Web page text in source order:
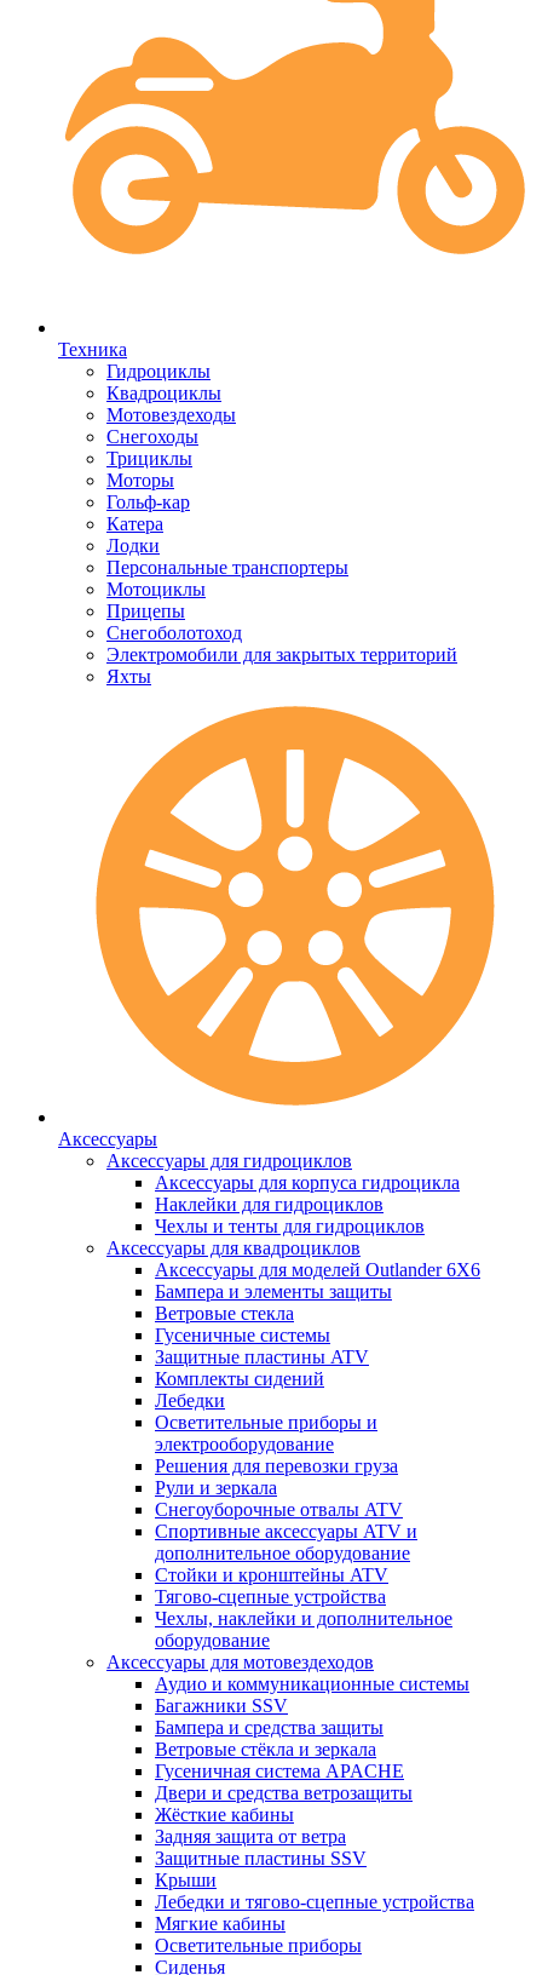
Техника
Гидроциклы
Квадроциклы
Мотовездеходы
Снегоходы
Трициклы
Моторы
Гольф-кар
Катера
Лодки
Персональные транспортеры
Мотоциклы
Прицепы
Снегоболотоход
Электромобили для закрытых территорий
Яхты
Аксессуары
Аксессуары для гидроциклов
Аксессуары для корпуса гидроцикла
Наклейки для гидроциклов
Чехлы и тенты для гидроциклов
Аксессуары для квадроциклов
Аксессуары для моделей Outlander 6X6
Бампера и элементы защиты
Ветровые стекла
Гусеничные системы
Защитные пластины ATV
Комплекты сидений
Лебедки
Осветительные приборы и
электрооборудование
Решения для перевозки груза
Рули и зеркала
Снегоуборочные отвалы ATV
Спортивные аксессуары ATV и
дополнительное оборудование
Стойки и кронштейны ATV
Тягово-сцепные устройства
Чехлы, наклейки и дополнительное
оборудование
Аксессуары для мотовездеходов
Аудио и коммуникационные системы
Багажники SSV
Бампера и средства защиты
Ветровые стёкла и зеркала
Гусеничная система APACHE
Двери и средства ветрозащиты
Жёсткие кабины
Задняя защита от ветра
Защитные пластины SSV
Крыши
Лебедки и тягово-сцепные устройства
Мягкие кабины
Осветительные приборы
Сиденья